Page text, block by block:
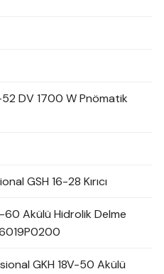
DV 1700 W Pnömatik
GSH 16-28 Kırıcı
60 Akülü Hidrolik Delme
GKH 18V-50 Akülü